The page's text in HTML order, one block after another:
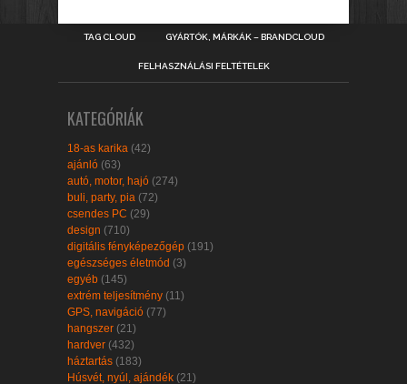
TAG CLOUD GYÁRTÓK, MÁRKÁK – BRANDCLOUD
FELHASZNÁLÁSI FELTÉTELEK
KATEGÓRIÁK
18-as karika (42)
ajánló (63)
autó, motor, hajó (274)
buli, party, pia (72)
csendes PC (29)
design (710)
digitális fényképezőgép (191)
egészséges életmód (3)
egyéb (145)
extrém teljesítmény (11)
GPS, navigáció (77)
hangszer (21)
hardver (432)
háztartás (183)
Húsvét, nyúl, ajándék (21)